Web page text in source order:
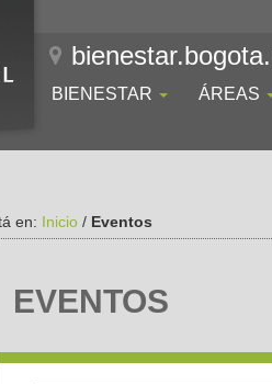
BIENESTAR ÁREAS
en: Inicio / Eventos
EVENTOS